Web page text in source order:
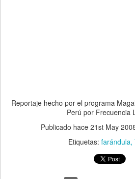
Reportaje hecho por el programa
Perú por Frecuencia
Publicado hace 21st May
Etiquetas: farándula